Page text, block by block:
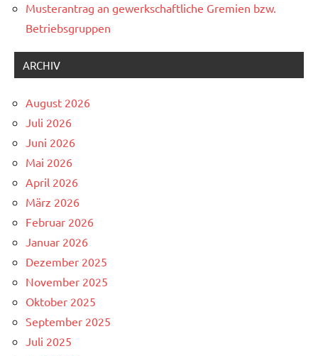
Musterantrag an gewerkschaftliche Gremien bzw.
Betriebsgruppen
ARCHIV
August 2026
Juli 2026
Juni 2026
Mai 2026
April 2026
März 2026
Februar 2026
Januar 2026
Dezember 2025
November 2025
Oktober 2025
September 2025
Juli 2025